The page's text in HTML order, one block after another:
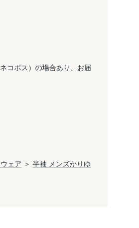
コポス）の場合あり、お届
ェア ＞ 半袖 メンズかりゆ